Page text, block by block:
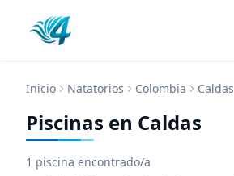
Inicio Natatorios Colombia Caldas
Piscinas en Caldas
1 piscina encontrado/a